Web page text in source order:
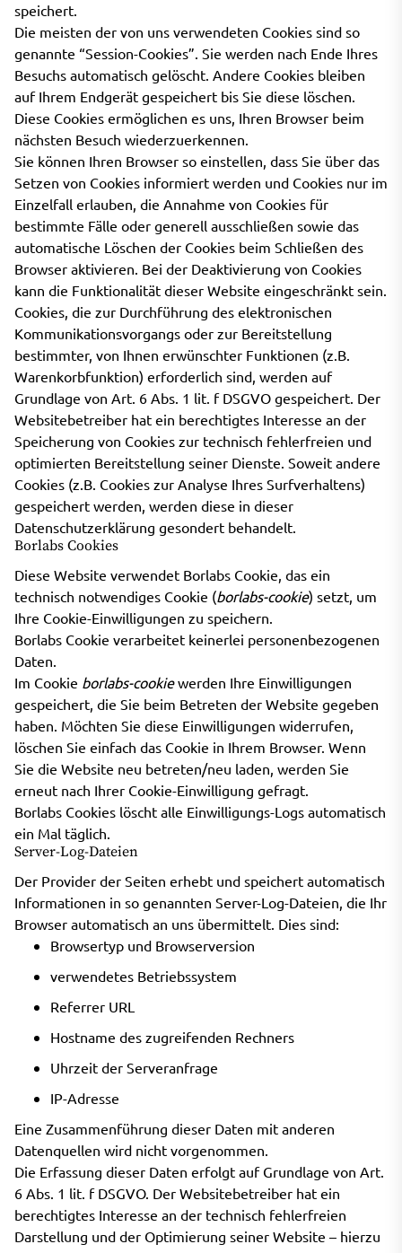
speichert.
Die meisten der von uns verwendeten Cookies sind so
genannte “Session-Cookies”. Sie werden nach Ende Ihres
Besuchs automatisch gelöscht. Andere Cookies bleiben
auf Ihrem Endgerät gespeichert bis Sie diese löschen.
Diese Cookies ermöglichen es uns, Ihren Browser beim
nächsten Besuch wiederzuerkennen.
Sie können Ihren Browser so einstellen, dass Sie über das
Setzen von Cookies informiert werden und Cookies nur im
Einzelfall erlauben, die Annahme von Cookies für
bestimmte Fälle oder generell ausschließen sowie das
automatische Löschen der Cookies beim Schließen des
Browser aktivieren. Bei der Deaktivierung von Cookies
kann die Funktionalität dieser Website eingeschränkt sein.
Cookies, die zur Durchführung des elektronischen
Kommunikationsvorgangs oder zur Bereitstellung
bestimmter, von Ihnen erwünschter Funktionen (z.B.
Warenkorbfunktion) erforderlich sind, werden auf
Grundlage von Art. 6 Abs. 1 lit. f DSGVO gespeichert. Der
Websitebetreiber hat ein berechtigtes Interesse an der
Speicherung von Cookies zur technisch fehlerfreien und
optimierten Bereitstellung seiner Dienste. Soweit andere
Cookies (z.B. Cookies zur Analyse Ihres Surfverhaltens)
gespeichert werden, werden diese in dieser
Datenschutzerklärung gesondert behandelt.
Borlabs Cookies
Diese Website verwendet Borlabs Cookie, das ein
technisch notwendiges Cookie (borlabs-cookie) setzt, um
Ihre Cookie-Einwilligungen zu speichern.
Borlabs Cookie verarbeitet keinerlei personenbezogenen
Daten.
Im Cookie borlabs-cookiewerden Ihre Einwilligungen
gespeichert, die Sie beim Betreten der Website gegeben
haben. Möchten Sie diese Einwilligungen widerrufen,
löschen Sie einfach das Cookie in Ihrem Browser. Wenn
Sie die Website neu betreten/neu laden, werden Sie
erneut nach Ihrer Cookie-Einwilligung gefragt.
Borlabs Cookies löscht alle Einwilligungs-Logs automatisch
ein Mal täglich.
Server-Log-Dateien
Der Provider der Seiten erhebt und speichert automatisch
Informationen in so genannten Server-Log-Dateien, die Ihr
Browser automatisch an uns übermittelt. Dies sind:
Browsertyp und Browserversion
verwendetes Betriebssystem
Referrer URL
Hostname des zugreifenden Rechners
Uhrzeit der Serveranfrage
IP-Adresse
Eine Zusammenführung dieser Daten mit anderen
Datenquellen wird nicht vorgenommen.
Die Erfassung dieser Daten erfolgt auf Grundlage von Art.
6 Abs. 1 lit. f DSGVO. Der Websitebetreiber hat ein
berechtigtes Interesse an der technisch fehlerfreien
Darstellung und der Optimierung seiner Website – hierzu